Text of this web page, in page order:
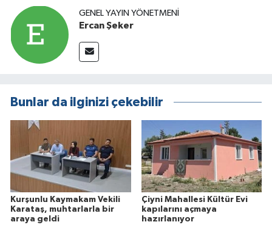
GENEL YAYIN YÖNETMENI
Ercan Şeker
Bunlar da ilginizi çekebilir
Kurşunlu Kaymakam Vekili
Karataş, muhtarlarla bir
araya geldi
Çiyni Mahallesi Kültür Evi
kapılarını açmaya
hazırlanıyor